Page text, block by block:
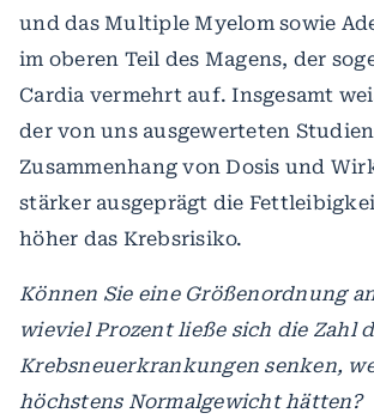
und das Multiple Myelom sowie
im oberen Teil des Magens, der
Cardia vermehrt auf. Insgesamt
der von uns ausgewerteten
Zusammenhang von Dosis und
stärker ausgeprägt die
höher das Krebsrisiko.
Können Sie eine Größenordnung
wieviel Prozent ließe sich die Zahl
Krebsneuerkrankungen senken,
höchstens Normalgewicht hätten?